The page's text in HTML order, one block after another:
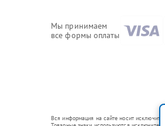
Мы принимаем
все формы оплаты
Вся информация на сайте носит